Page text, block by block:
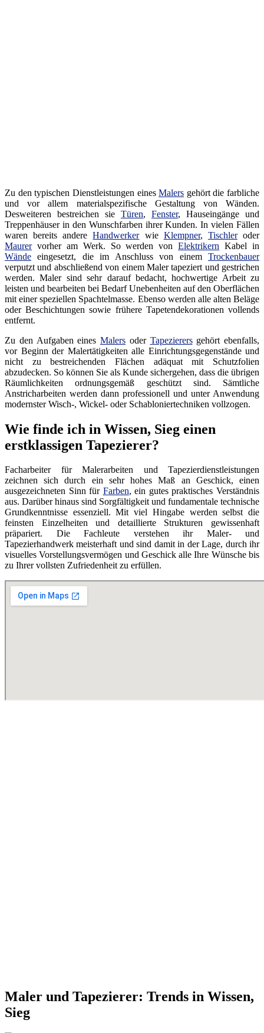
Zu den typischen Dienstleistungen einesMalers gehört die farbliche
und vor allem materialspezifische Gestaltung von Wänden.
Desweiteren bestreichen sie Türen, Fenster, Hauseingänge und
Treppenhäuser in den Wunschfarben ihrer Kunden. In vielen Fällen
waren bereits andereHandwerkerwie Klempner, Tischleroder
Maurervorher am Werk. So werden vonElektrikern Kabel in
Wände eingesetzt, die im Anschluss von einem Trockenbauer
verputzt und abschließend von einem Maler tapeziert und gestrichen
werden. Maler sind sehr darauf bedacht, hochwertige Arbeit zu
leisten und bearbeiten bei Bedarf Unebenheiten auf den Oberflächen
mit einer speziellen Spachtelmasse. Ebenso werden alle alten Beläge
oder Beschichtungen sowie frühere Tapetendekorationen vollends
entfernt.
Zu den Aufgaben eines Malers oder Tapezierersgehört ebenfalls,
vor Beginn der Malertätigkeiten alle Einrichtungsgegenstände und
nicht zu bestreichenden Flächen adäquat mit Schutzfolien
abzudecken. So können Sie als Kunde sichergehen, dass die übrigen
Räumlichkeiten ordnungsgemäß geschützt sind. Sämtliche
Anstricharbeiten werden dann professionell und unter Anwendung
modernster Wisch-, Wickel- oder Schabloniertechniken vollzogen.
Wie finde ich in Wissen, Sieg einen
erstklassigen Tapezierer?
Facharbeiter für Malerarbeiten und Tapezierdienstleistungen
zeichnen sich durch ein sehr hohes Maß an Geschick, einen
ausgezeichneten Sinn für Farben, ein gutes praktisches Verständnis
aus. Darüber hinaus sind Sorgfältigkeit und fundamentale technische
Grundkenntnisse essenziell. Mit viel Hingabe werden selbst die
feinsten Einzelheiten und detaillierte Strukturen gewissenhaft
präpariert. Die Fachleute verstehen ihr Maler- und
Tapezierhandwerk meisterhaft und sind damit in der Lage, durch ihr
visuelles Vorstellungsvermögen und Geschick alle Ihre Wünsche bis
zu Ihrer vollsten Zufriedenheit zu erfüllen.
Maler und Tapezierer: Trends in Wissen,
Sieg